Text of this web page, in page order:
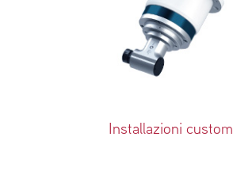
Installazioni custom